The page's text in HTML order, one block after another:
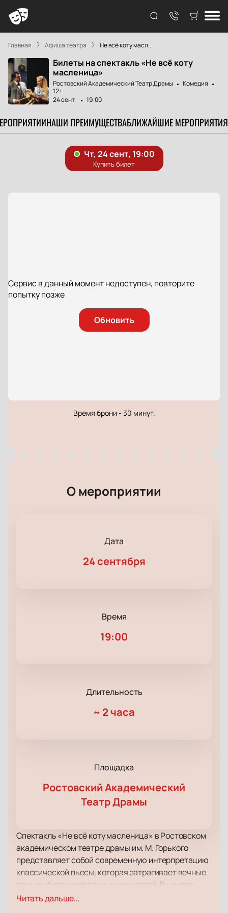
Главная Афиша театра Не всё коту масл...
Билеты на спектакль «Не всё коту
масленица»
Ростовский Академический Театр Драмы
Комедия
12+
24 сент.
19:00
НАШИ ПРЕИМУЩЕСТВАБЛИЖАЙШИЕ МЕРОПРИЯТИЯ
Сервис в данный момент недоступен, повторите
попытку позже
Обновить
Время брони - 30 минут.
О мероприятии
Дата
24 сентября
Время
19:00
Длительность
~ 2 часа
Площадка
Ростовский Академический
Театр Драмы
Спектакль «Не всё коту масленица» в Ростовском
академическом театре драмы им. М. Горького
представляет собой современную интерпретацию
классической пьесы, которая затрагивает вечные
темы выбора и моральных ценностей. В центре
сюжета — юная девушка, стоящая перед сложным
Читать дальше...